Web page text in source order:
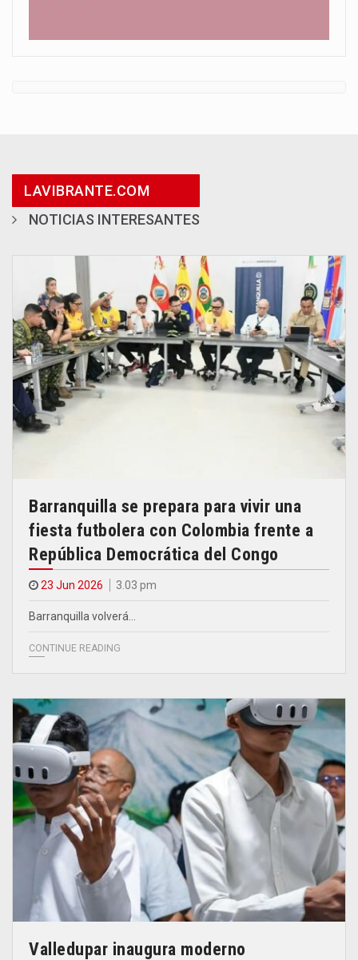
LAVIBRANTE.COM
NOTICIAS INTERESANTES
Barranquilla se prepara para vivir una
fiesta futbolera con Colombia frente a
República Democrática del Congo
23 Jun 2026 3.03 pm
Barranquilla volverá…
CONTINUE READING
Valledupar inaugura moderno